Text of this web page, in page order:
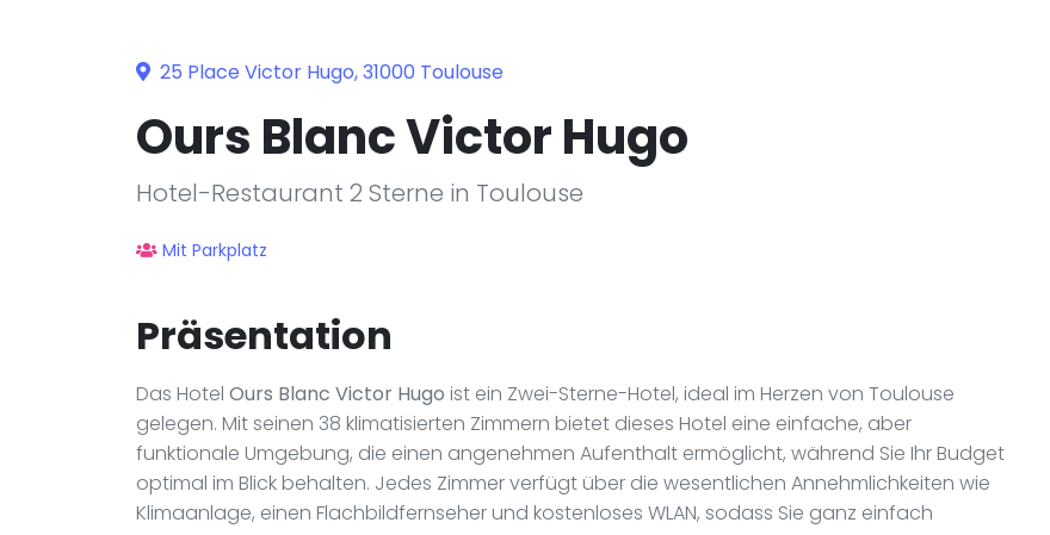
25 Place Victor Hugo, 31000 Toulouse
Ours Blanc Victor Hugo
Hotel-Restaurant 2 Sterne in Toulouse
Mit Parkplatz
Präsentation
Das Hotel Ours Blanc Victor Hugo ist ein Zwei-Sterne-Hotel, ideal im Herzen von Toulouse
gelegen. Mit seinen 38 klimatisierten Zimmern bietet dieses Hotel eine einfache, aber
funktionale Umgebung, die einen angenehmen Aufenthalt ermöglicht, während Sie Ihr Budget
optimal im Blick behalten. Jedes Zimmer verfügt über die wesentlichen Annehmlichkeiten wie
Klimaanlage, einen Flachbildfernseher und kostenloses WLAN, sodass Sie ganz einfach